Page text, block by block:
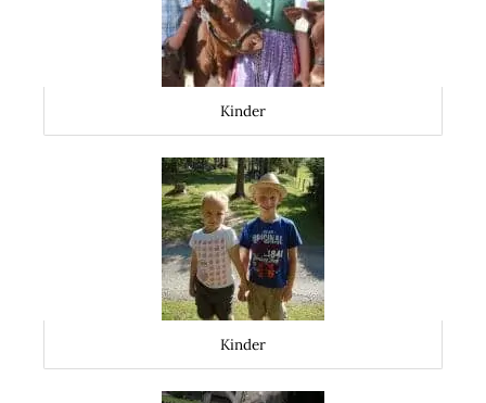
Kinder
Kinder